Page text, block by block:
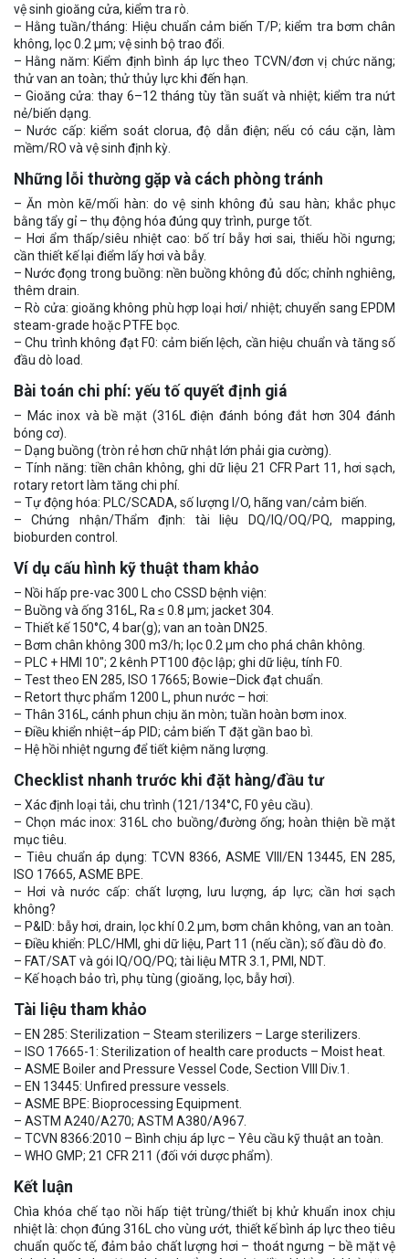
vệ sinh gioăng cửa, kiểm tra rò.
– Hằng tuần/tháng: Hiệu chuẩn cảm biến T/P; kiểm tra bơm chân
không, lọc 0.2 μm; vệ sinh bộ trao đổi.
– Hằng năm: Kiểm định bình áp lực theo TCVN/đơn vị chức năng;
thử van an toàn; thử thủy lực khi đến hạn.
– Gioăng cửa: thay 6–12 tháng tùy tần suất và nhiệt; kiểm tra nứt
nẻ/biến dạng.
– Nước cấp: kiểm soát clorua, độ dẫn điện; nếu có cáu cặn, làm
mềm/RO và vệ sinh định kỳ.
Những lỗi thường gặp và cách phòng tránh
– Ăn mòn kẽ/mối hàn: do vệ sinh không đủ sau hàn; khắc phục
bằng tẩy gỉ – thụ động hóa đúng quy trình, purge tốt.
– Hơi ẩm thấp/siêu nhiệt cao: bố trí bẫy hơi sai, thiếu hồi ngưng;
cần thiết kế lại điểm lấy hơi và bẫy.
– Nước đọng trong buồng: nền buồng không đủ dốc; chỉnh nghiêng,
thêm drain.
– Rò cửa: gioăng không phù hợp loại hơi/ nhiệt; chuyển sang EPDM
steam-grade hoặc PTFE bọc.
– Chu trình không đạt F0: cảm biến lệch, cần hiệu chuẩn và tăng số
đầu dò load.
Bài toán chi phí: yếu tố quyết định giá
– Mác inox và bề mặt (316L điện đánh bóng đắt hơn 304 đánh
bóng cơ).
– Dạng buồng (tròn rẻ hơn chữ nhật lớn phải gia cường).
– Tính năng: tiền chân không, ghi dữ liệu 21 CFR Part 11, hơi sạch,
rotary retort làm tăng chi phí.
– Tự động hóa: PLC/SCADA, số lượng I/O, hãng van/cảm biến.
– Chứng nhận/Thẩm định: tài liệu DQ/IQ/OQ/PQ, mapping,
bioburden control.
Ví dụ cấu hình kỹ thuật tham khảo
– Nồi hấp pre-vac 300 L cho CSSD bệnh viện:
– Buồng và ống 316L, Ra ≤ 0.8 μm; jacket 304.
– Thiết kế 150°C, 4 bar(g); van an toàn DN25.
– Bơm chân không 300 m3/h; lọc 0.2 μm cho phá chân không.
– PLC + HMI 10″; 2 kênh PT100 độc lập; ghi dữ liệu, tính F0.
– Test theo EN 285, ISO 17665; Bowie–Dick đạt chuẩn.
– Retort thực phẩm 1200 L, phun nước – hơi:
– Thân 316L, cánh phun chịu ăn mòn; tuần hoàn bơm inox.
– Điều khiển nhiệt–áp PID; cảm biến T đặt gần bao bì.
– Hệ hồi nhiệt ngưng để tiết kiệm năng lượng.
Checklist nhanh trước khi đặt hàng/đầu tư
– Xác định loại tải, chu trình (121/134°C, F0 yêu cầu).
– Chọn mác inox: 316L cho buồng/đường ống; hoàn thiện bề mặt
mục tiêu.
– Tiêu chuẩn áp dụng: TCVN 8366, ASME VIII/EN 13445, EN 285,
ISO 17665, ASME BPE.
– Hơi và nước cấp: chất lượng, lưu lượng, áp lực; cần hơi sạch
không?
– P&ID: bẫy hơi, drain, lọc khí 0.2 μm, bơm chân không, van an toàn.
– Điều khiển: PLC/HMI, ghi dữ liệu, Part 11 (nếu cần); số đầu dò đo.
– FAT/SAT và gói IQ/OQ/PQ; tài liệu MTR 3.1, PMI, NDT.
– Kế hoạch bảo trì, phụ tùng (gioăng, lọc, bẫy hơi).
Tài liệu tham khảo
– EN 285: Sterilization – Steam sterilizers – Large sterilizers.
– ISO 17665-1: Sterilization of health care products – Moist heat.
– ASME Boiler and Pressure Vessel Code, Section VIII Div.1.
– EN 13445: Unfired pressure vessels.
– ASME BPE: Bioprocessing Equipment.
– ASTM A240/A270; ASTM A380/A967.
– TCVN 8366:2010 – Bình chịu áp lực – Yêu cầu kỹ thuật an toàn.
– WHO GMP; 21 CFR 211 (đối với dược phẩm).
Kết luận
Chìa khóa chế tạo nồi hấp tiệt trùng/thiết bị khử khuẩn inox chịu
nhiệt là: chọn đúng 316L cho vùng ướt, thiết kế bình áp lực theo tiêu
chuẩn quốc tế, đảm bảo chất lượng hơi – thoát ngưng – bề mặt vệ